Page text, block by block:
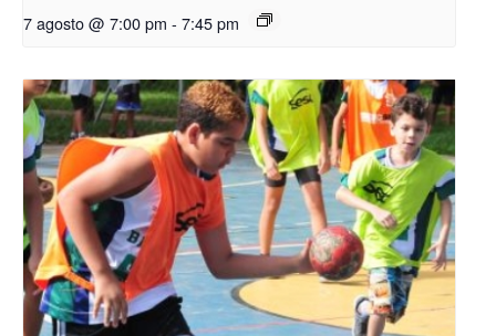
7 agosto @ 7:00 pm - 7:45 pm